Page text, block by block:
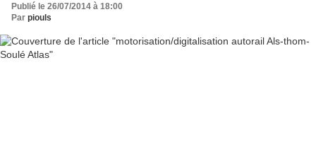
Publié le 26/07/2014 à 18:00
Par piouls